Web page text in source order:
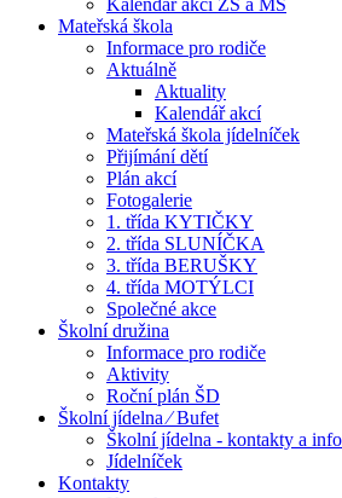
Kalendář akcí ZŠ a MŠ
Mateřská škola
Informace pro rodiče
Aktuálně
Aktuality
Kalendář akcí
Mateřská škola jídelníček
Přijímání dětí
Plán akcí
Fotogalerie
1. třída KYTIČKY
2. třída SLUNÍČKA
3. třída BERUŠKY
4. třída MOTÝLCI
Společné akce
Školní družina
Informace pro rodiče
Aktivity
Roční plán ŠD
Školní jídelna ⁄ Bufet
Školní jídelna - kontakty a
Jídelníček
Kontakty